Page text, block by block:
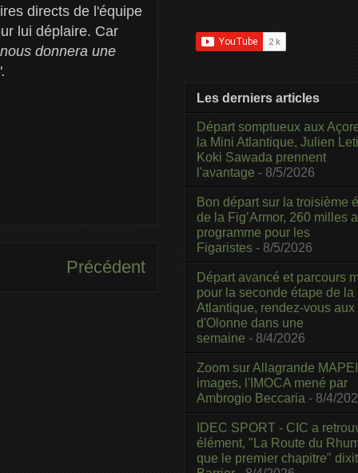
directs de l'équipe
lui déplaire. Car
donnera une
Précédent
Les derniers articles
Départ somptueux aux
la Mini Atlantique, Julien
Koki Sawada prennent
l'avantage - 8/5/2026
Bon départ sur la troisième
de la Fig’Armor, 260 milles
programme pour les
Figaristes - 8/5/2026
Départ avancé et parcours
pour la seconde étape de la
Atlantique, rendez-vous
d'Olonne dans une
semaine - 8/4/2026
Zoom sur Allagrande
images, l'IMOCA mené par
Ambrogio Beccaria - 8/4/
IDEC SPORT - CIC a
élément, "La Route du
que le premier chapitre"